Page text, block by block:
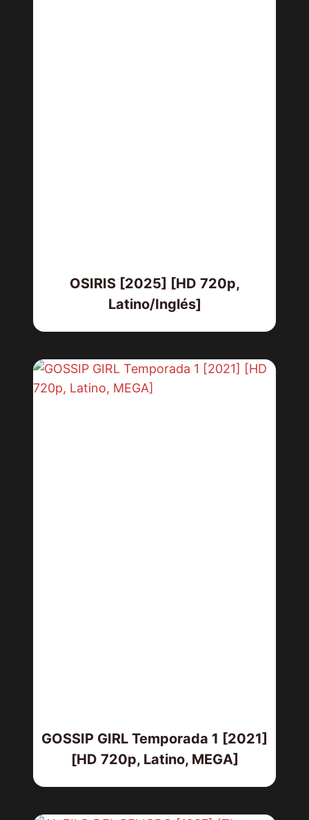
OSIRIS [2025] [HD 720p,
Latino/Inglés]
GOSSIP GIRL Temporada 1 [2021]
[HD 720p, Latino, MEGA]